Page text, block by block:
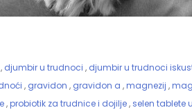
, djumbir u trudnoci , djumbir u trudnoci
, gravidon , gravidon a ,magnezij ,
,probiotik za trudnice i dojilje , selen tablete